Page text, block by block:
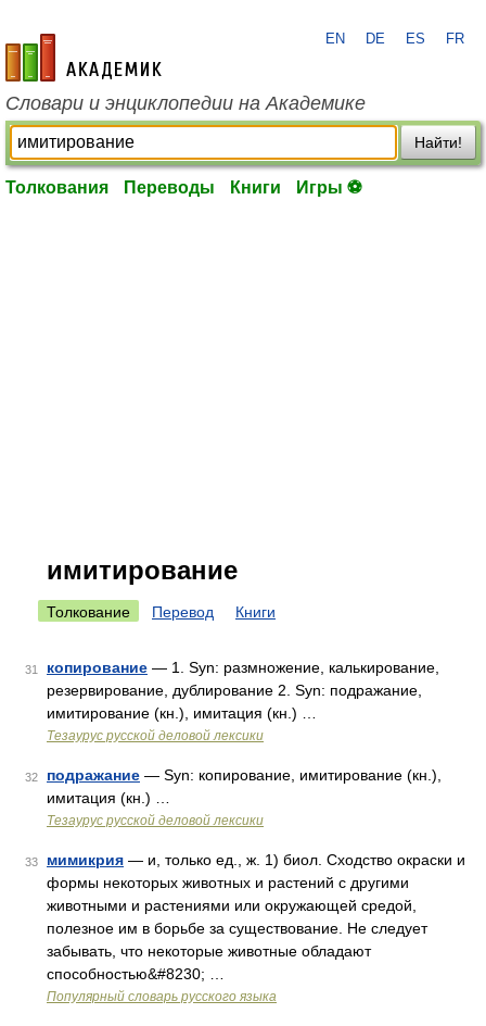
academic.ru
EN DE ES FR
Словари и энциклопедии на Академике
Найти!
Толкования Переводы Книги Игры ⚽
имитирование
Толкование Перевод Книги
31 копирование — 1. Syn: размножение, калькирование,
резервирование, дублирование 2. Syn: подражание,
имитирование (кн.), имитация (кн.) …
Тезаурус русской деловой лексики
32 подражание — Syn: копирование, имитирование (кн.),
имитация (кн.) …
Тезаурус русской деловой лексики
33 мимикрия — и, только ед., ж. 1) биол. Сходство окраски и
формы некоторых животных и растений с другими
животными и растениями или окружающей средой,
полезное им в борьбе за существование. Не следует
забывать, что некоторые животные обладают
способностью&#8230; …
Популярный словарь русского языка